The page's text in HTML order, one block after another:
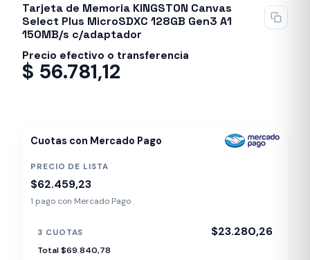
Tarjeta de Memoria KINGSTON Canvas
Select Plus MicroSDXC 128GB Gen3 A1
150MB/s c/adaptador
Precio efectivo o transferencia
$ 56.781,12
Cuotas con Mercado Pago
PRECIO DE LISTA
$62.459,23
1 pago con Mercado Pago
3 CUOTAS $23.280,26
Total $69.840,78